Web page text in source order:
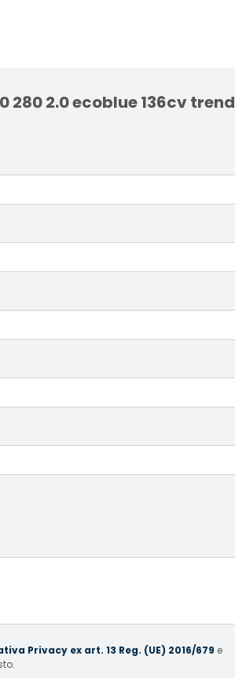
2.0 ecoblue 136cv trend
Privacy ex art. 13 Reg. (UE) 2016/679 e